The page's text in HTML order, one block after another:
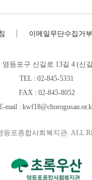
이메일무단수집거부
등포구 신길로 13길 4 (신
TEL : 02-845-5331
FAX : 02-845-8052
mail :
등포종합사회복지관. ALL